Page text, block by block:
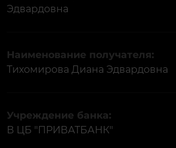
Эдвардовна
Наименование получателя:
Тихомирова Диана Эдвардовна
Учреждение банка:
В ЦБ "ПРИВАТБАНК"